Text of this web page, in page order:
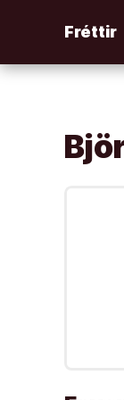
efni
Fréttir